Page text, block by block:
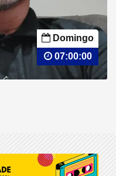
Domingo
07:00:00